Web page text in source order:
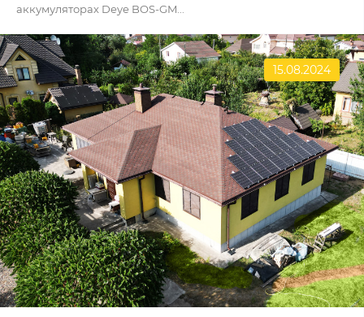
аккумуляторах Deye BOS-GM...
15.08.2024